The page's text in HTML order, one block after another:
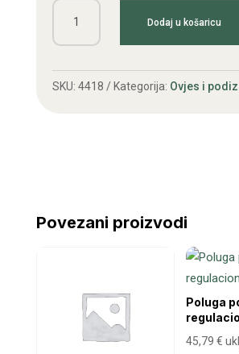
Stabilizator
lanac
(1kom)
količina
Dodaj u košaricu
SKU: 4418 Kategorija: Ovjes i
Povezani proizvodi
Poluga
45,79€